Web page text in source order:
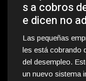
s a cobros
e dicen no
Las pequeñas
les está cobrando
del desempleo.
un nuevo sistema